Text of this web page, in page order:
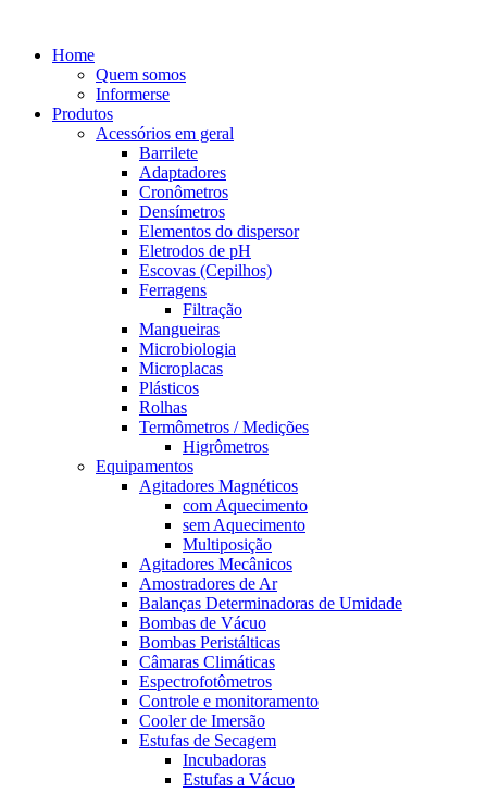
Home
Quem somos
Informerse
Produtos
Acessórios em geral
Barrilete
Adaptadores
Cronômetros
Densímetros
Elementos do dispersor
Eletrodos de pH
Escovas (Cepilhos)
Ferragens
Filtração
Mangueiras
Microbiologia
Microplacas
Plásticos
Rolhas
Termômetros / Medições
Higrômetros
Equipamentos
Agitadores Magnéticos
com Aquecimento
sem Aquecimento
Multiposição
Agitadores Mecânicos
Amostradores de Ar
Balanças Determinadoras de Umidade
Bombas de Vácuo
Bombas Peristálticas
Câmaras Climáticas
Espectrofotômetros
Controle e monitoramento
Cooler de Imersão
Estufas de Secagem
Incubadoras
Estufas a Vácuo